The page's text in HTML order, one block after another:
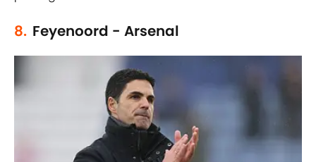
8. Feyenoord - Arsenal